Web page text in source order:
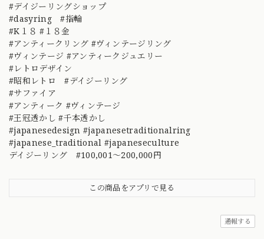
#デイジーリングショップ
#dasyring #指輪
#K１８ #１８金
#アンティークリング #ヴィンテージリング
#ヴィンテージ #アンティークジュエリー
#レトロデザイン
#昭和レトロ #デイジーリング
#サファイア
#アンティーク #ヴィンテージ
#王冠透かし #千本透かし
#japanesedesign #japanesetraditionalring
#japanese_traditional #japaneseculture
デイジーリング #100,001～200,000円
この商品をアプリで見る
通報する